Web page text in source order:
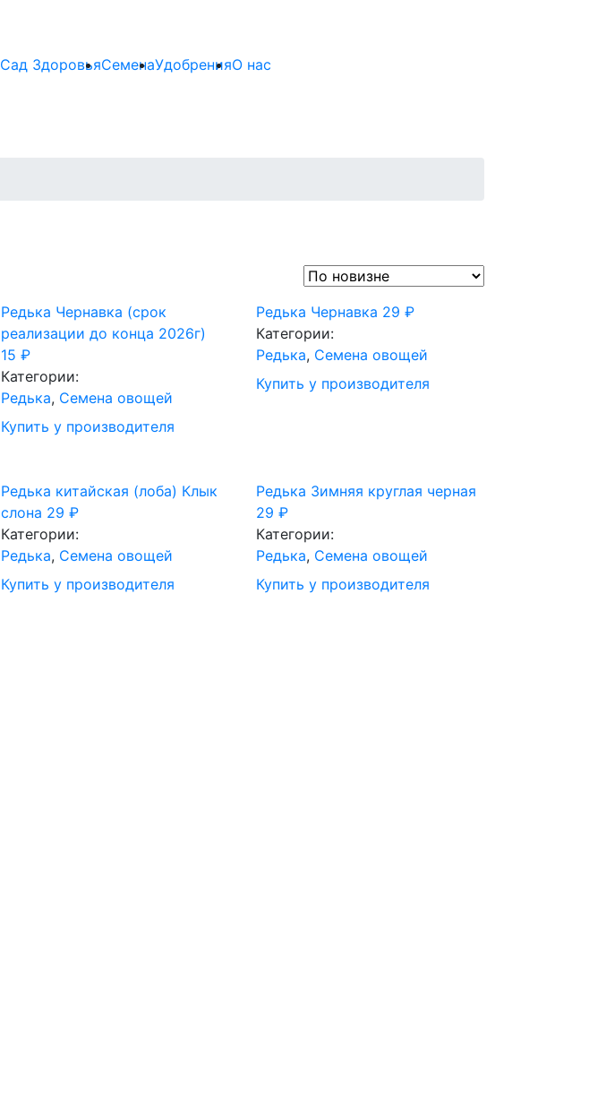
Сад ЗдоровьяСеменаУдобренияО нас
Редька Чернавка (срок
реализации до конца 2026г)
15₽
Категории:
Редька, Семена овощей
Купить у производителя
Редька Чернавка 29₽
Категории:
Редька, Семена овощей
Купить у производителя
Редька китайская (лоба) Клык
слона 29₽
Категории:
Редька, Семена овощей
Купить у производителя
Редька Зимняя круглая черная
29₽
Категории:
Редька, Семена овощей
Купить у производителя